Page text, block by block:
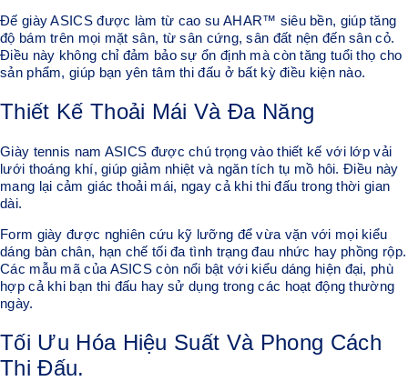
Đế giày ASICS được làm từ cao su AHAR™ siêu bền, giúp tăng
độ bám trên mọi mặt sân, từ sân cứng, sân đất nện đến sân cỏ.
Điều này không chỉ đảm bảo sự ổn định mà còn tăng tuổi thọ cho
sản phẩm, giúp bạn yên tâm thi đấu ở bất kỳ điều kiện nào.
Thiết Kế Thoải Mái Và Đa Năng
Giày tennis nam ASICS được chú trọng vào thiết kế với lớp vải
lưới thoáng khí, giúp giảm nhiệt và ngăn tích tụ mồ hôi. Điều này
mang lại cảm giác thoải mái, ngay cả khi thi đấu trong thời gian
dài.
Form giày được nghiên cứu kỹ lưỡng để vừa vặn với mọi kiểu
dáng bàn chân, hạn chế tối đa tình trạng đau nhức hay phồng rộp.
Các mẫu mã của ASICS còn nổi bật với kiểu dáng hiện đại, phù
hợp cả khi bạn thi đấu hay sử dụng trong các hoạt động thường
ngày.
Tối Ưu Hóa Hiệu Suất Và Phong Cách
Thi Đấu.